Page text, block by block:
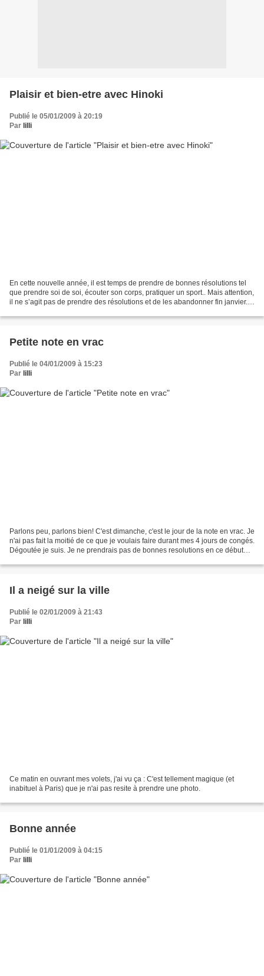
Plaisir et bien-etre avec Hinoki
Publié le 05/01/2009 à 20:19
Par lilli
En cette nouvelle année, il est temps de prendre de bonnes résolutions tel
que prendre soi de soi, écouter son corps, pratiquer un sport.. Mais attention,
il ne s’agit pas de prendre des résolutions et de les abandonner fin janvier.
Petite note en vrac
Publié le 04/01/2009 à 15:23
Par lilli
Parlons peu, parlons bien! C'est dimanche, c'est le jour de la note en vrac. Je
n'ai pas fait la moitié de ce que je voulais faire durant mes 4 jours de congés.
Dégoutée je suis. Je ne prendrais pas de bonnes resolutions en ce début
Il a neigé sur la ville
Publié le 02/01/2009 à 21:43
Par lilli
Ce matin en ouvrant mes volets, j'ai vu ça : C'est tellement magique (et
inabituel à Paris) que je n'ai pas resite à prendre une photo.
Bonne année
Publié le 01/01/2009 à 04:15
Par lilli